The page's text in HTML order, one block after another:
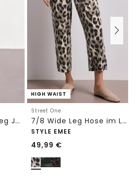
High Waist Barrel Leg Jeans im Loose Fit
HIGH WAIST
Street One
7/8 Wide Leg Hose im Loose Fit mit Print
STYLE EMEE
49,99 €